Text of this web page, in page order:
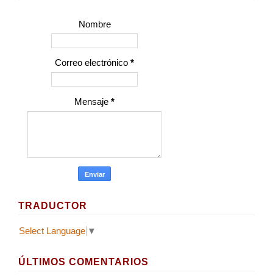
Nombre
Correo electrónico *
Mensaje *
TRADUCTOR
Select Language ▼
ÚLTIMOS COMENTARIOS